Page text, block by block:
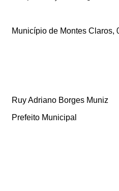
Município de Montes Claros,
Ruy Adriano Borges Muniz
Prefeito Municipal